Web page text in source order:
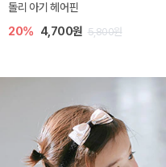
돌리 아기 헤어핀
20% 4,700원 5,800원